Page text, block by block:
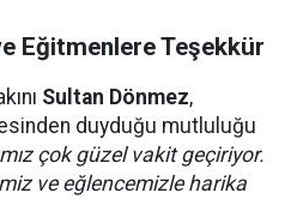
Eğitmenlere Teşekkür
Sultan Dönmez,
duyduğu mutluluğu
çok güzel vakit geçiriyor.
ve eğlencemizle harika